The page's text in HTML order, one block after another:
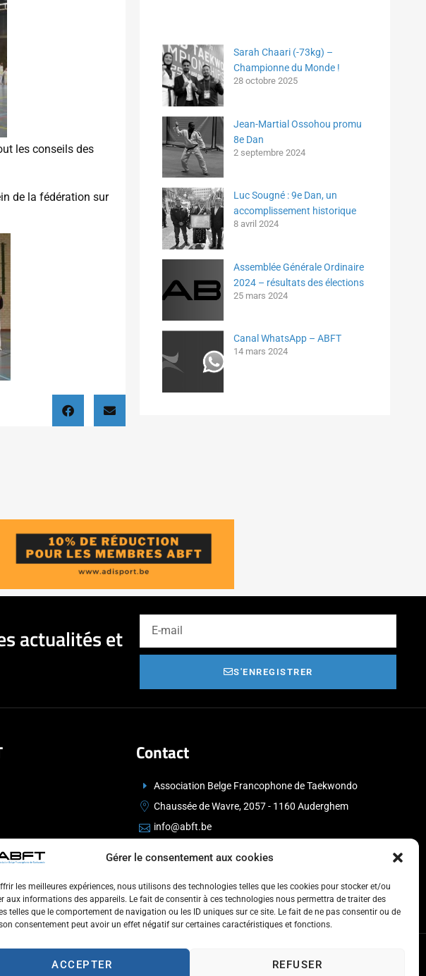
Gérer le consentement aux cookies
les meilleures expériences, nous utilisons des technologies telles que les cookies pour stocker et/ou
aux informations des appareils. Le fait de consentir à ces technologies nous permettra de traiter des
telles que le comportement de navigation ou les ID uniques sur ce site. Le fait de ne pas consentir ou de
consentement peut avoir un effet négatif sur certaines caractéristiques et fonctions.
ACCEPTER REFUSER
les conseils des
de la fédération sur
Sarah Chaari (-73kg) –
Championne du Monde !
28 octobre 2025
Jean-Martial Ossohou promu
8e Dan
2 septembre 2024
Luc Sougné : 9e Dan, un
accomplissement historique
8 avril 2024
Assemblée Générale Ordinaire
2024 – résultats des élections
25 mars 2024
Canal WhatsApp – ABFT
14 mars 2024
actualités et
S'ENREGISTRER
Contact
Association Belge Francophone de Taekwondo
Chaussée de Wavre, 2057 - 1160 Auderghem
info@abft.be